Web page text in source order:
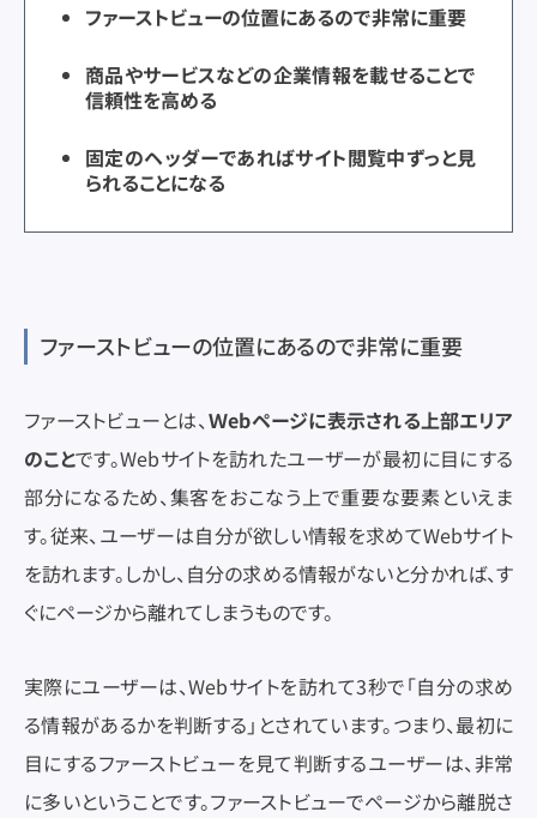
ファーストビューの位置にあるので非常に重要
商品やサービスなどの企業情報を載せることで
信頼性を高める
固定のヘッダーであればサイト閲覧中ずっと見
られることになる
ファーストビューの位置にあるので非常に重要
ファーストビューとは、Ｗebページに表示される上部エリア
のことです。Webサイトを訪れたユーザーが最初に目にする
部分になるため、集客をおこなう上で重要な要素といえま
す。従来、ユーザーは自分が欲しい情報を求めてWebサイト
を訪れます。しかし、自分の求める情報がないと分かれば、す
ぐにページから離れてしまうものです。
実際にユーザーは、Webサイトを訪れて3秒で「自分の求め
る情報があるかを判断する」とされています。つまり、最初に
目にするファーストビューを見て判断するユーザーは、非常
に多いということです。ファーストビューでページから離脱さ